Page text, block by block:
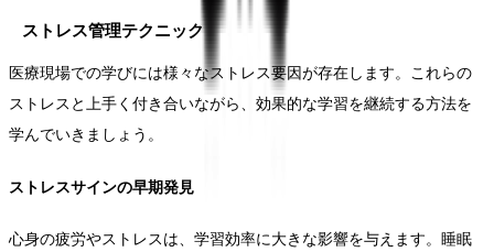
ストレス管理テクニック
医療現場での学びには様々なストレス要因が存在します。これらの
ストレスと上手く付き合いながら、効果的な学習を継続する方法を
学んでいきましょう。
ストレスサインの早期発見
心身の疲労やストレスは、学習効率に大きな影響を与えます。睡眠